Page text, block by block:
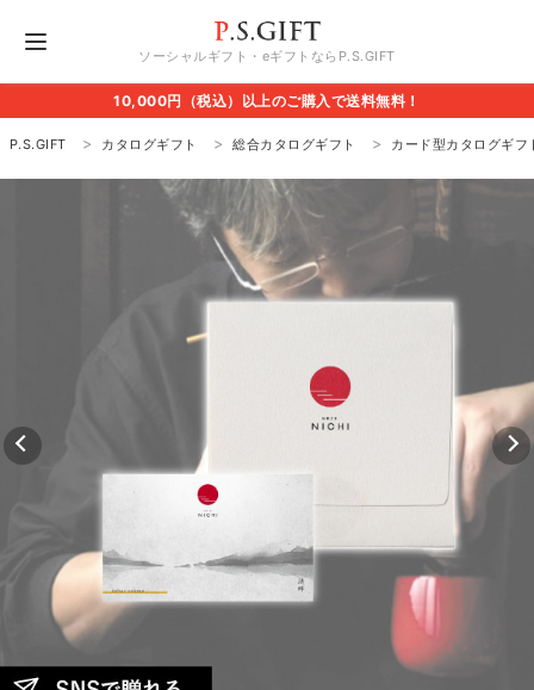
ソーシャルギフト・eギフトならP.S.GIFT
10,000円（税込）以上のご購入で送料無料！
P.S.GIFT カタログギフト 総合カタログギフト カード型カタログギ